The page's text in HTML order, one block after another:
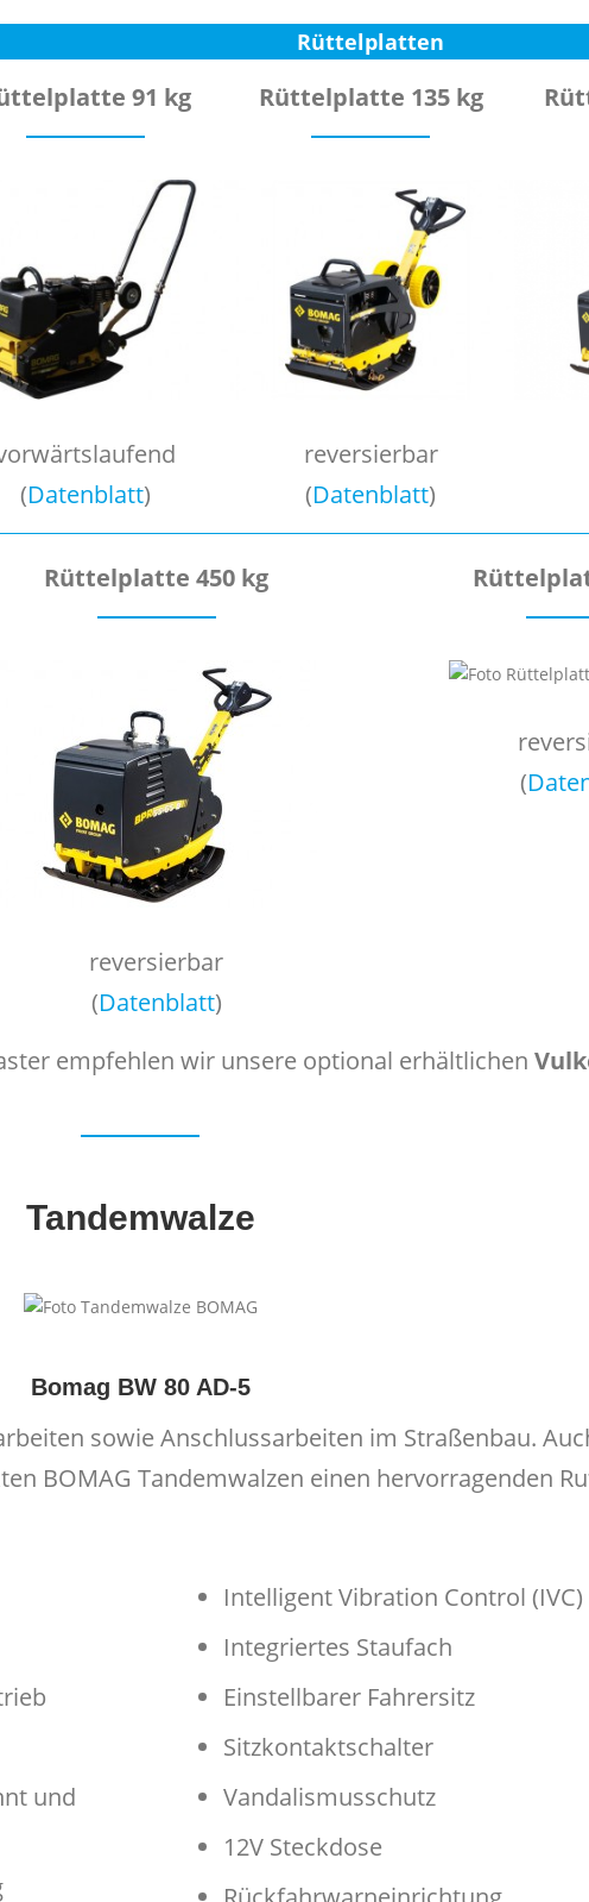
Rüttelplatten
91 kg
(Datenblatt)
Rüttelplatte 135 kg
reversierbar
(Datenblatt)
Rüttelplatte 450 kg
reversierbar
(Datenblatt)
(
empfehlen wir unsere optional erhältlichen
Tandemwalze
Bomag BW 80 AD-5
sowie Anschlussarbeiten im Straßenbau.
BOMAG Tandemwalzen einen hervorragenden
und
Intelligent Vibration Control (IVC)
Integriertes Staufach
Einstellbarer Fahrersitz
Sitzkontaktschalter
Vandalismusschutz
12V Steckdose